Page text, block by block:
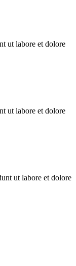
ut labore et dolore
ut labore et dolore
ut labore et dolore